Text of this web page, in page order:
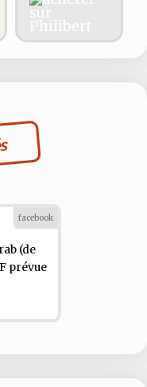
facebook
(de
prévue